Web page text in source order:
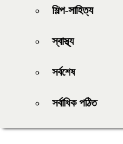
শিল্প-সাহিত্য
স্বাস্থ্য
সর্বশেষ
সর্বাধিক পঠিত